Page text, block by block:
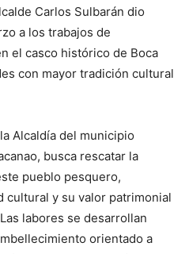
Carlos Sulbarán dio
a los trabajos de
el casco histórico de Boca
con mayor tradición cultural
Alcaldía del municipio
busca rescatar la
pueblo pesquero,
cultural y su valor patrimonial
labores se desarrollan
orientado a